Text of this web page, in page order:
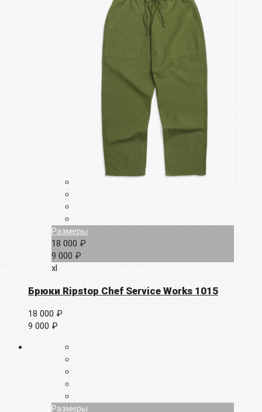
Размеры
18 000 ₽
9 000 ₽
xl
Брюки Ripstop Chef Service Works 1015
18 000 ₽
9 000 ₽
Размеры